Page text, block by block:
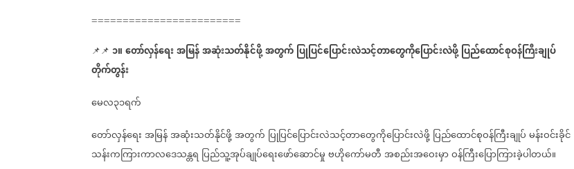
========================
📌📌 ၁။တော်လှန်ရေးအမြန်အဆုံးသတ်နိုင်ဖို့အတွက်ပြုပြင်ပြောင်းလဲသင့်တာတွေကိုပြောင်းလဲဖို့ပြည်ထောင်စုဝန်ကြီးချုပ်
တိုက်တွန်း
မေလ၃၁ရက်
တော်လှန်ရေးအမြန်အဆုံးသတ်နိုင်ဖို့အတွက် ပြုပြင်ပြောင်းလဲသင့်တာတွေကိုပြောင်းလဲဖို့ပြည်ထောင်စုဝန်ကြီးချုပ်မန်းဝင်းခိုင်
သန်းကကြားကာလဒေသန္တရ ပြည်သူ့အုပ်ချုပ်ရေးဖော်ဆောင်မှုဗဟိုကော်မတီအစည်းအဝေးမှာဝန်ကြီးပြောကြားခဲ့ပါတယ်။